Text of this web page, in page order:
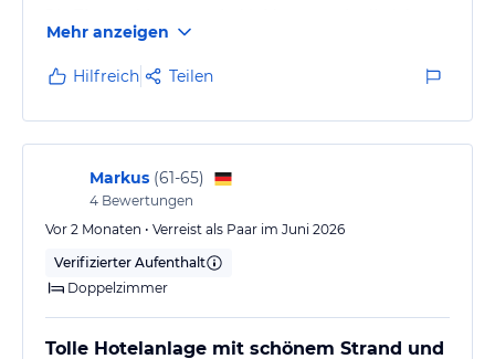
gekommen und könnten eine Auffrischung gut
vertragen. Zudem wirkte es stellenweise leicht
muffig, was den ansonsten positiven Gesamteindruck
etwas trübt.
Mehr anzeigen
Hilfreich Teilen
Markus (61-65)
4 Bewertungen
Vor 2 Monaten • Verreist als Paar im Juni 2026
Verifizierter Aufenthalt
Doppelzimmer
Tolle Hotelanlage mit schönem Strand und